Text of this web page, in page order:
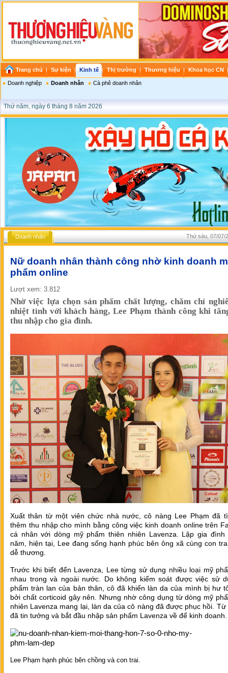
Trang chủ Sự kiện Kinh tế Thị trường Thương hiệu Khoa học CN
Doanh nghiệp Doanh nhân Cà phê doanh nhân
Thứ năm, ngày 6 tháng 8 năm 2026
Doanh nhân Thứ sáu, 07/07/
Nữ doanh nhân thành công nhờ kinh doanh
phẩm online
Lượt xem: 3.812
Nhờ việc lựa chọn sản phẩm chất lượng, chăm chỉ
nhiệt tình với khách hàng, Lee Phạm thành công khi
thu nhập cho gia đình.
Xuất thân từ một viên chức nhà nước, cô nàng Lee Phạm đã
thêm thu nhập cho mình bằng công việc kinh doanh online trên
cá nhân với dòng mỹ phẩm thiên nhiên Lavenza. Lập gia
năm, hiện tại, Lee đang sống hạnh phúc bên ông xã cùng con
dễ thương.
Trước khi biết đến Lavenza, Lee từng sử dụng nhiều loại mỹ
nhau trong và ngoài nước. Do không kiểm soát được việc sử
phẩm tràn lan của bản thân, cô đã khiến làn da của mình bị hư
bởi chất corticoid gây nên. Nhưng nhờ công dụng từ dòng mỹ
nhiên Lavenza mang lại, làn da của cô nàng đã được phục hồi. Từ
đã tin tưởng và bắt đầu nhập sản phẩm Lavenza về để kinh doanh.
Lee Phạm hạnh phúc bên chồng và con trai.